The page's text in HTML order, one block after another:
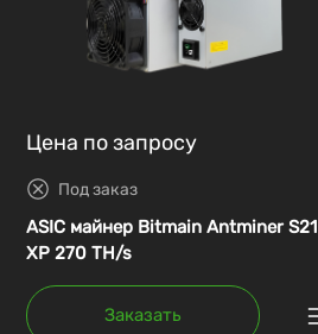
Цена по запросу
Под заказ
ASIC майнер Bitmain Antminer S21
XP 270 TH/s
Заказать